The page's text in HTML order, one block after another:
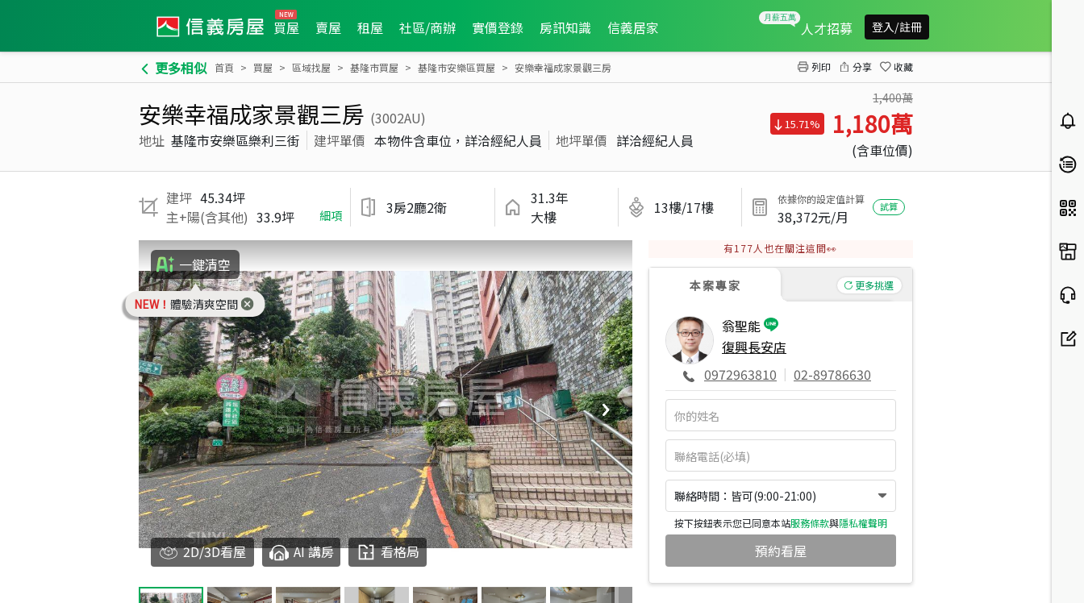
買屋 賣屋 租屋 社區/商辦 實價登錄 房訊知識 信義居家 人才招募 登入/註冊
更多相似 首頁 買屋 區域找屋 基隆市買屋 基隆市安樂區買屋 安樂幸福成家景觀三房 列印 分享 收藏
安樂幸福成家景觀三房 (3002AU)
地址 基隆市安樂區樂利三街 建坪單價 本物件含車位，詳洽經紀人員 地坪單價 詳洽經紀人員
1,400萬
15.71% 1,180萬
(含車位價)
建坪 45.34坪
主+陽(含其他) 33.9坪 細項 3房2廳2衛
31.3年
大樓
13樓/17樓 依據你的設定值計算
38,372元/月
試算
一鍵清空
NEW！ 體驗清爽空間
2D/3D看屋 AI 講房 看格局
有177人也在關注這間👀
本案專家 更多挑選
翁聖能
復興長安店
0972963810 | 02-89786630
聯絡時間：皆可(9:00-21:00)
按下按鈕表示您已同意本站服務條款與隱私權聲明
預約看屋